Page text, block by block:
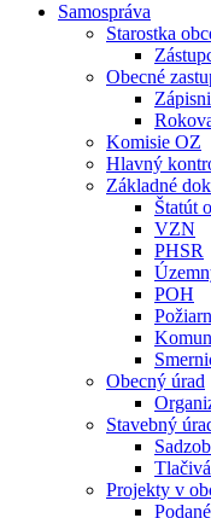
Samospráva
Starostka
Obecné
Komisie OZ
Hlavný
Základné
Štatút
VZN
PHSR
POH
Obecný úrad
Stavebný
Tlačivá
Projekty v